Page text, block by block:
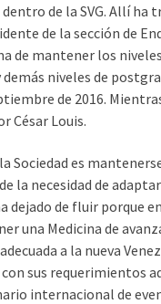
de la SVG. Allí
de la sección de
de mantener los
niveles de
de 2016.
César Louis.
Sociedad es
la necesidad de
dejado de fluir
una Medicina de
a la nueva
con sus
internacional de